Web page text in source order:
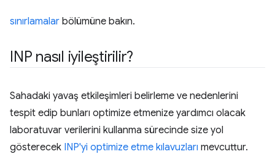
sınırlamalar bölümüne bakın.
INP nasıl iyileştirilir?
Sahadaki yavaş etkileşimleri belirleme ve nedenlerini
tespit edip bunları optimize etmenize yardımcı olacak
laboratuvar verilerini kullanma sürecinde size yol
gösterecek INP'yi optimize etme kılavuzları mevcuttur.